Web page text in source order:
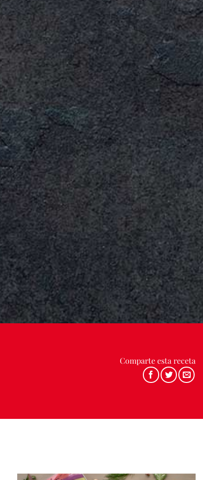
Comparte esta receta